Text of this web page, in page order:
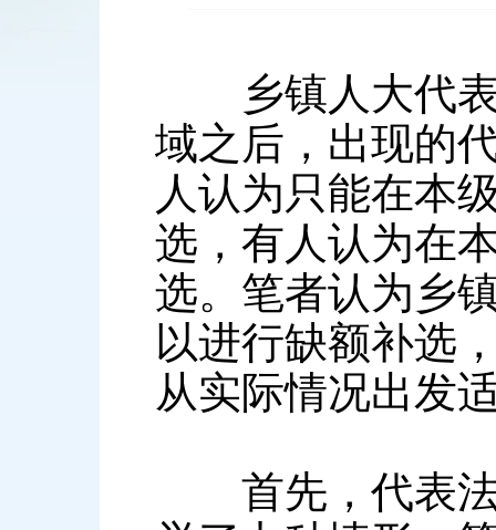
乡镇人大代表
域之后，出现的
人认为只能在本
选，有人认为在
选。笔者认为乡
以进行缺额补选
从实际情况出发
首先，代表法